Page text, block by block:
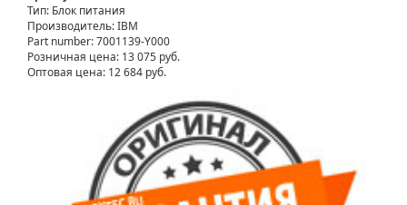
Тип: Блок питания
Производитель: IBM
Part number: 7001139-Y000
Розничная цена: 13 075 руб.
Оптовая цена: 12 684 руб.